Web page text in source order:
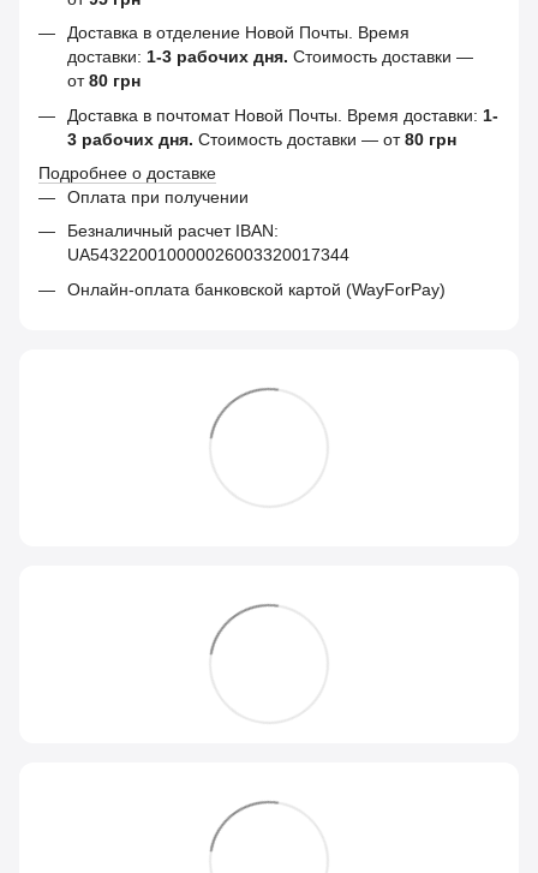
Доставка в отделение Новой Почты. Время
доставки: 1-3 рабочих дня. Стоимость доставки —
от80 грн
Доставка в почтомат Новой Почты. Время доставки: 1-
3 рабочих дня. Стоимость доставки — от80 грн
Подробнее о доставке
Оплата при получении
Безналичный расчет IBAN:
UA543220010000026003320017344
Онлайн-оплата банковской картой (WayForPay)